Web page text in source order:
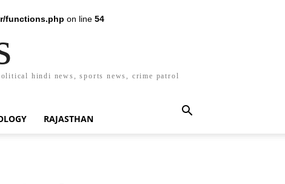
functions.php on line 54
hindi news, sports news, crime patrol
RAJASTHAN